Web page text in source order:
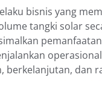
bisnis yang
tangki solar
berkelanjutan, dan